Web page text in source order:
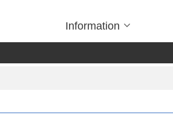
Information